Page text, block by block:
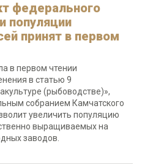
федерального
популяции
принят в первом
в первом чтении
в статью 9
(рыбоводстве)»,
собранием Камчатского
увеличить популяцию
выращиваемых на
заводов.